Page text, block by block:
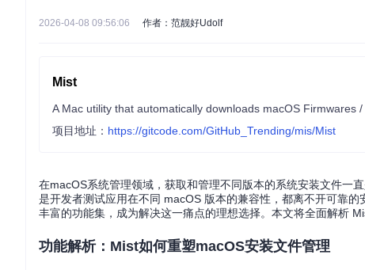
2026-04-08 09:56:06 作者：范靓好Udolf
Mist
A Mac utility that automatically downloads macOS Firmwares /
项目地址： https://gitcode.com/GitHub_Trending/mis/Mist
在macOS系统管理领域，获取和管理不同版本的系统安装文件一
是开发者测试应用在不同 macOS 版本的兼容性，都离不开可靠
丰富的功能集，成为解决这一痛点的理想选择。本文将全面解析
功能解析：Mist如何重塑macOS安装文件管理